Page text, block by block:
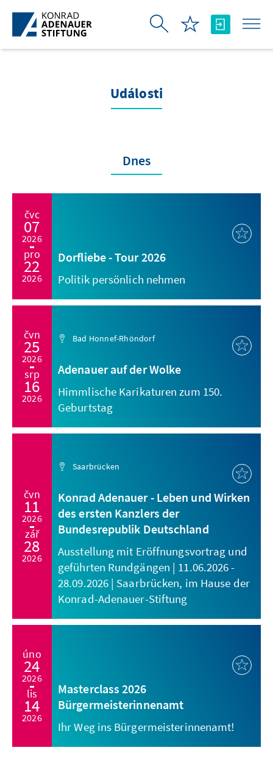
Skip to Main Content
Události
Dnes
čvc
07
2026
pro
22
2026
Dorfliebe - Tour 2026
Politik persönlich nehmen
čvn
25
2026
srp
16
2026
Bad Honnef-Rhöndorf
Adenauer auf der Wolke
Himmlische Karikaturen zum 150.
Geburtstag
čvn
11
2026
zář
28
2026
Saarbrücken
Konrad Adenauer - Leben und Wirken
des ersten Kanzlers der
Bundesrepublik Deutschland
Ausstellung mit Eröffnungsvortrag und
geführten Rundgängen | 11.06.2026 -
28.09.2026 | Saarbrücken, im Hause der
Konrad-Adenauer-Stiftung
úno
24
2026
lis
14
2026
Masterclass 2026
Bürgermeisterinnenamt
Ihr Weg ins Bürgermeisterinnenamt!